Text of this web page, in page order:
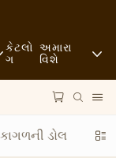
કેટલો
ગ
અમારા
વિશે
ટકાઉપણું
કાગળની ડોલ